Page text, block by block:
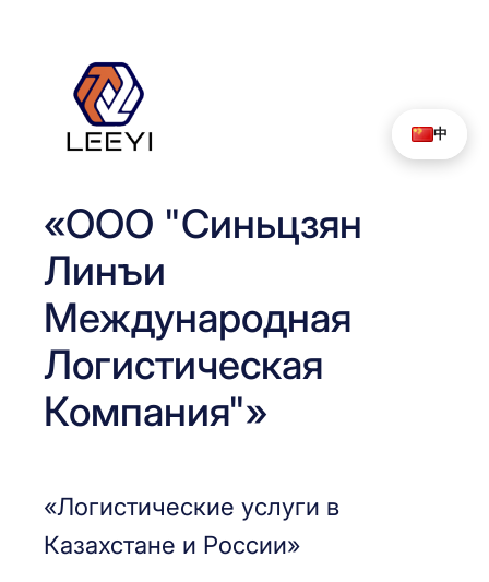
содержимому
«ООО "Синьцзян
Линъи
Международная
Логистическая
Компания"»
«Логистические услуги в
Казахстане и России»
中